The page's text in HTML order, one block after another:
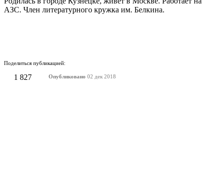
АЗС. Член литературного кружка им. Белкина.
Поделиться публикацией:
1 827 Опубликовано 02 дек 2018